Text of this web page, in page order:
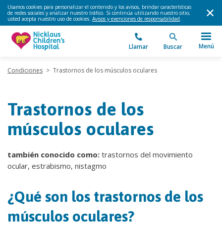
Usamos cookies para personalizar el contenido y los avisos, brindar características
de redes sociales y analizar nuestro tráfico. Si continúa utilizando nuestro sitio,
usted acepta nuestro uso de cookies. Avisos y exenciones de responsabilidad.
Llamar Buscar Menú
Condiciones > Trastornos de los músculos oculares
Trastornos de los
músculos oculares
también conocido como: trastornos del movimiento
ocular, estrabismo, nistagmo
¿Qué son los trastornos de los
músculos oculares?